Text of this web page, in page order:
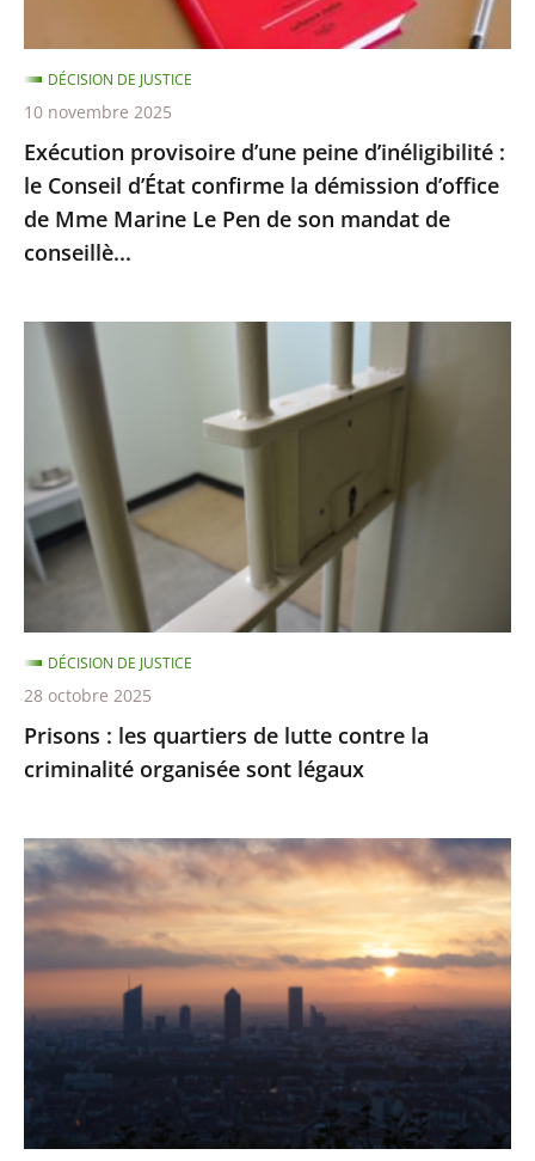
confirme
la
démission
d’office
de
Mme
Marine
Pen
son
mandat
conseillè...
Exécution provisoire d’une peine d’inéligibilité :
le Conseil d’État confirme la démission d’office
de Mme Marine Le Pen de son mandat de
conseillè...
DÉCISION DE JUSTICE
10 novembre 2025
Prisons
quartiers
de
lutte
contre
la
criminalité
organisée
sont
légaux
Prisons : les quartiers de lutte contre la
criminalité organisée sont légaux
DÉCISION DE JUSTICE
28 octobre 2025
Émissions
de
gaz
à
de
serre
:
des
résultats